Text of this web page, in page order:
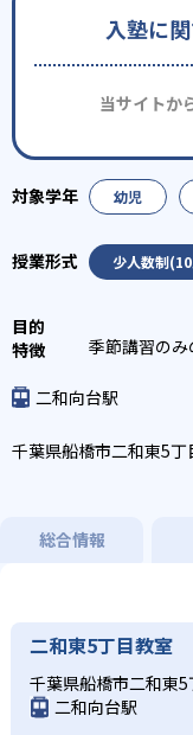
入塾に
当サイトか
幼児
少人数制
季節講習のみ
二和向台駅
千葉県船橋市二和東5
総合情報
二和東5丁目教室
千葉県船橋市二和東
二和向台駅